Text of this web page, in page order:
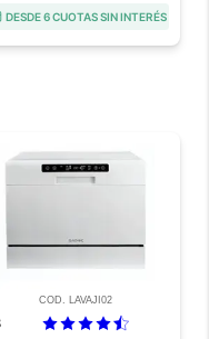
DESDE 6 CUOTAS SIN INTERÉS
COD. LAVAJI02